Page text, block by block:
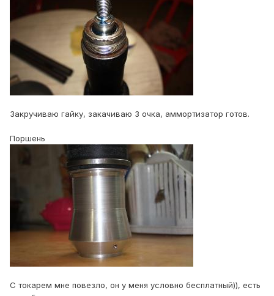
Закручиваю гайку, закачиваю 3 очка, аммортизатор готов.
Поршень
С токарем мне повезло, он у меня условно бесплатный)), есть